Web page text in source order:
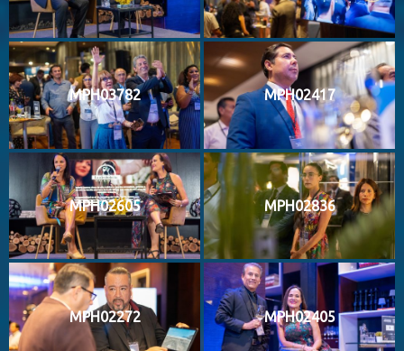
MPH03782 MPH02417
MPH02605 MPH02836
MPH02272 MPH02405